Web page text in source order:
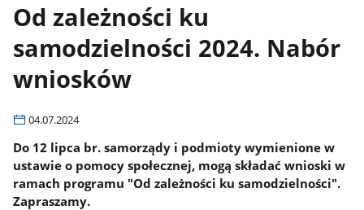
Od zależności ku
samodzielności 2024. Nabór
wniosków
04.07.2024
Do 12 lipca br. samorządy i podmioty wymienione w
ustawie o pomocy społecznej, mogą składać wnioski w
ramach programu "Od zależności ku samodzielności".
Zapraszamy.